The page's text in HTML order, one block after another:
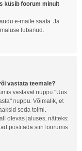
küsib foorum minult
e-maile saata. Ja
lubanud.
vastata teemale?
vastavat nuppu "Uus
nuppu. Võimalik, et
seda toimi.
olevas jaluses, näiteks:
postitada siin foorumis